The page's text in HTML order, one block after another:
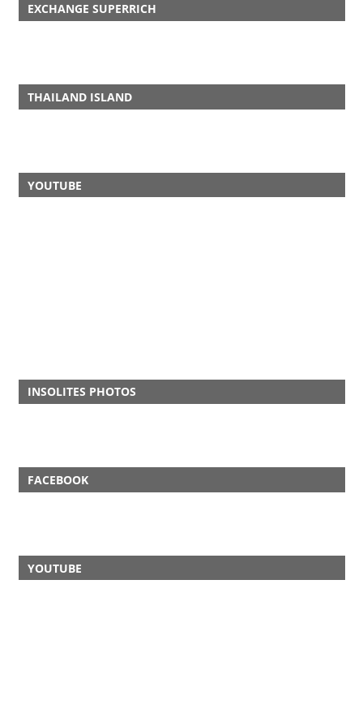
EXCHANGE SUPERRICH
THAILAND ISLAND
YOUTUBE
INSOLITES PHOTOS
FACEBOOK
YOUTUBE